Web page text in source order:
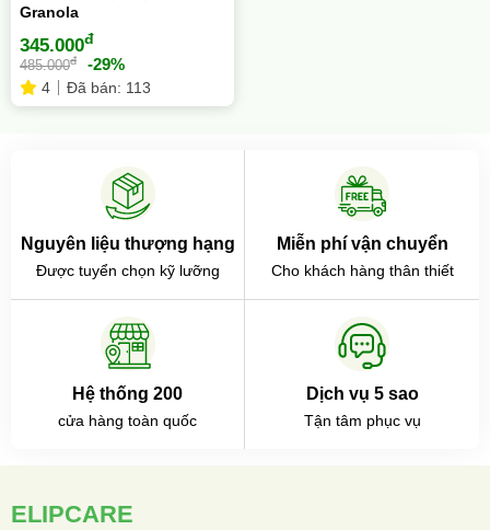
Granola
345.000đ
485.000đ -29%
4 Đã bán: 113
Nguyên liệu thượng hạng
Được tuyển chọn kỹ lưỡng
Miễn phí vận chuyển
Cho khách hàng thân thiết
Hệ thống 200
cửa hàng toàn quốc
Dịch vụ 5 sao
Tận tâm phục vụ
ELIPCARE